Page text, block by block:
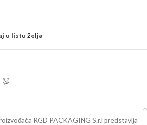
u listu želja
RGD PACKAGING S.r.l predstavlja